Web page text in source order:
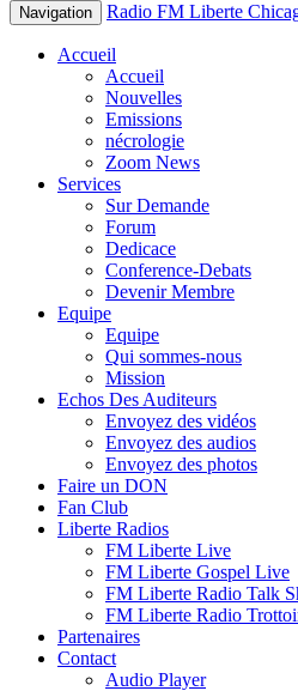
Navigation Radio FM Liberte
Accueil
Accueil
Nouvelles
Emissions
nécrologie
Zoom News
Services
Sur Demande
Forum
Dedicace
Conference-Debats
Devenir Membre
Equipe
Equipe
Qui sommes-nous
Mission
Echos Des Auditeurs
Envoyez des vidéos
Envoyez des audios
Envoyez des photos
Faire un DON
Fan Club
Liberte Radios
FM Liberte Live
FM Liberte Gospel Live
FM Liberte Radio Talk
FM Liberte Radio
Partenaires
Contact
Audio Player